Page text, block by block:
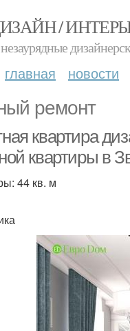
/
незаурядные
главная новости
ремонт
квартира
квартиры в
44 кв. м